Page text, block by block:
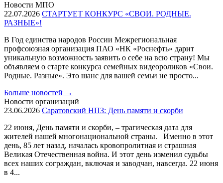
Новости МПО
22.07.2026 СТАРТУЕТ КОНКУРС «СВОИ. РОДНЫЕ.
РАЗНЫЕ»!
В Год единства народов России Межрегиональная
профсоюзная организация ПАО «НК «Роснефть» дарит
уникальную возможность заявить о себе на всю страну! Мы
объявляем о старте конкурса семейных видеороликов «Свои.
Родные. Разные». Это шанс для вашей семьи не просто...
Больше новостей →
Новости организаций
23.06.2026 Саратовский НПЗ: День памяти и скорби
22 июня, День памяти и скорби, – трагическая дата для
жителей нашей многонациональной страны. Именно в этот
день, 85 лет назад, началась кровопролитная и страшная
Великая Отечественная война. И этот день изменил судьбы
всех наших сограждан, включая и заводчан, навсегда. 22 июня
в 4...